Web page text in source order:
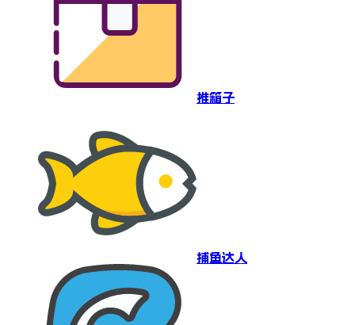
推箱子
捕鱼达人